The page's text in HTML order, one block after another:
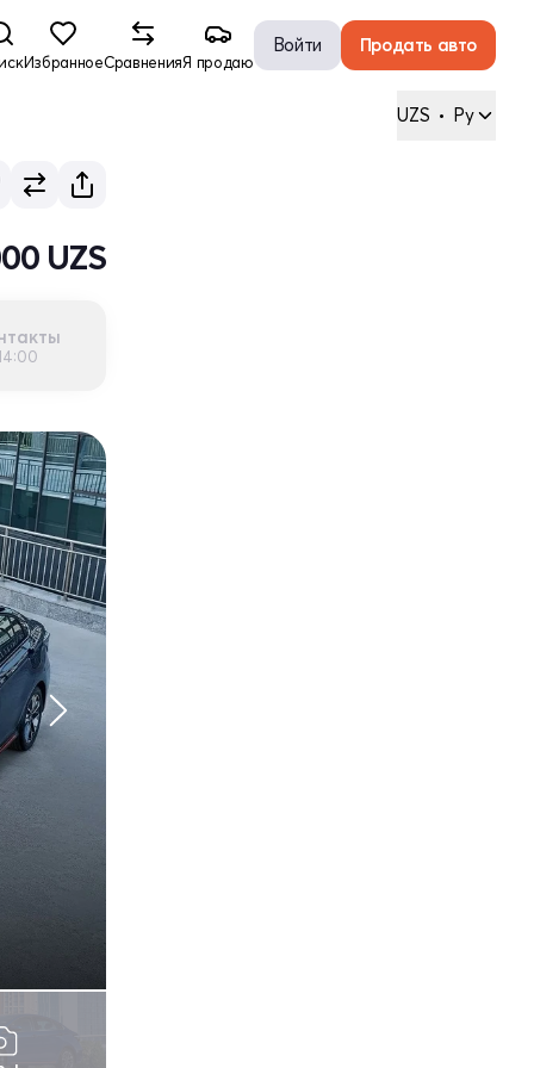
ИзбранноеСравненияЯ продаю
Войти Продать авто
UZS • Ру
UZS